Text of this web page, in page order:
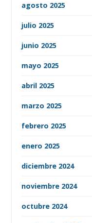
agosto 2025
julio 2025
junio 2025
mayo 2025
abril 2025
marzo 2025
febrero 2025
enero 2025
diciembre 2024
noviembre 2024
octubre 2024